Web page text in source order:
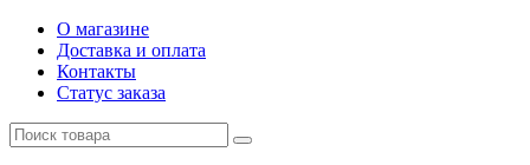
О магазине
Доставка и оплата
Контакты
Статус заказа